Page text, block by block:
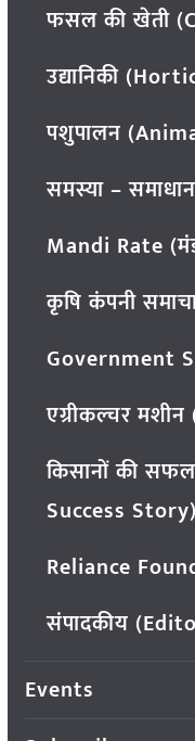
फसल की खेती
उद्यानिकी
पशुपालन
समस्या –
Mandi Rate
कृषि कंपनी
Government
एग्रीकल्चर
किसानों की
Success Story)
Reliance
संपादकीय
Events